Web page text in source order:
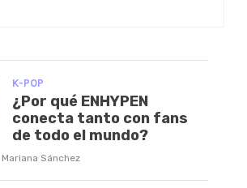
K-POP
¿Por qué ENHYPEN
conecta tanto con fans
de todo el mundo?
Mariana Sánchez